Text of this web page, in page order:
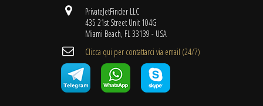
PrivateJetFinder LLC
435 21st Street Unit 104G
Miami Beach, FL 33139 - USA
Clicca qui per contattarci via email (24/7)